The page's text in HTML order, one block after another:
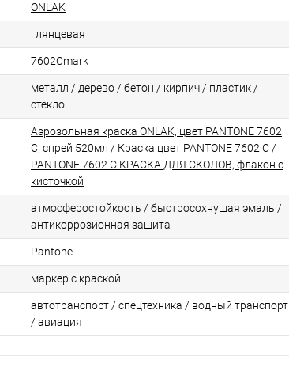
ONLAK
глянцевая
7602Cmark
металл / дерево / бетон / кирпич / пластик /
стекло
Аэрозольная краска ONLAK, цвет PANTONE 7602
C, спрей 520мл / Краска цвет PANTONE 7602 C /
PANTONE 7602 C КРАСКА ДЛЯ СКОЛОВ, флакон с
кисточкой
атмосферостойкоcть / быстросохнущая эмаль /
антикоррозионная защита
Pantone
маркер с краской
автотранспорт / спецтехника / водный транспорт
/ авиация